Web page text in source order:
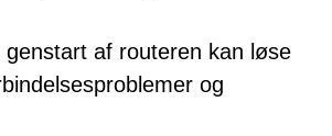
genstart af routeren kan løse
og